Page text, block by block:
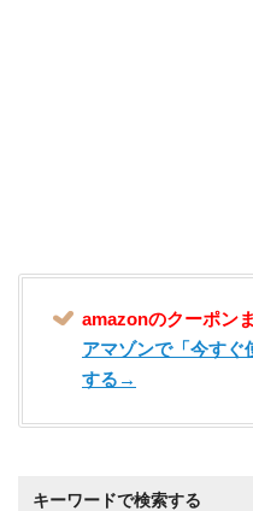
amazonのクーポン
アマゾンで「今すぐ
する→
キーワードで検索する